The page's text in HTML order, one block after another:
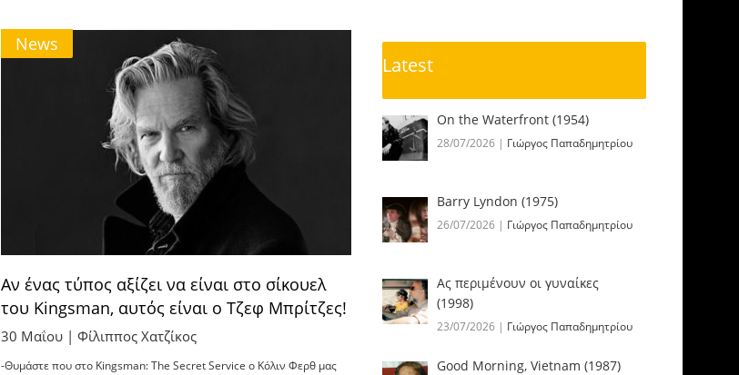
News
Αν ένας τύπος αξίζει να είναι στο σίκουελ
του Kingsman, αυτός είναι ο Τζεφ Μπρίτζες!
30 Μαΐου | Φίλιππος Χατζίκος
-Θυμάστε που στο Kingsman: The Secret Service ο Κόλιν Φερθ μας
Latest
On the Waterfront (1954)
28/07/2026 | Γιώργος Παπαδημητρίου
Barry Lyndon (1975)
26/07/2026 | Γιώργος Παπαδημητρίου
Ας περιμένουν οι γυναίκες
(1998)
23/07/2026 | Γιώργος Παπαδημητρίου
Good Morning, Vietnam (1987)